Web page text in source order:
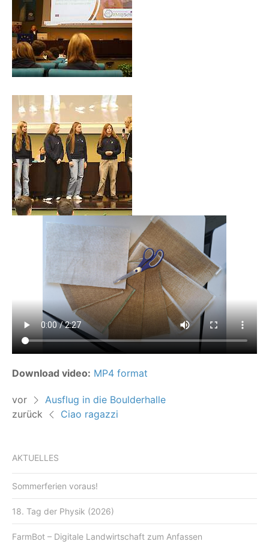
Download video: MP4 format
vor
Ausflug in die Boulderhalle
zurück
Ciao ragazzi
AKTUELLES
Sommerferien voraus!
18. Tag der Physik (2026)
FarmBot – Digitale Landwirtschaft zum Anfassen